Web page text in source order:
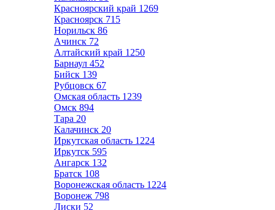
Красноярский край 1269
Красноярск 715
Норильск 86
Ачинск 72
Алтайский край 1250
Барнаул 452
Бийск 139
Рубцовск 67
Омская область 1239
Омск 894
Тара 20
Калачинск 20
Иркутская область 1224
Иркутск 595
Ангарск 132
Братск 108
Воронежская область 1224
Воронеж 798
Лиски 52